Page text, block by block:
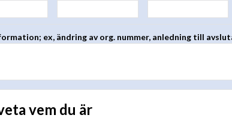
ex, ändring av org. nummer, anledning till
vem du är